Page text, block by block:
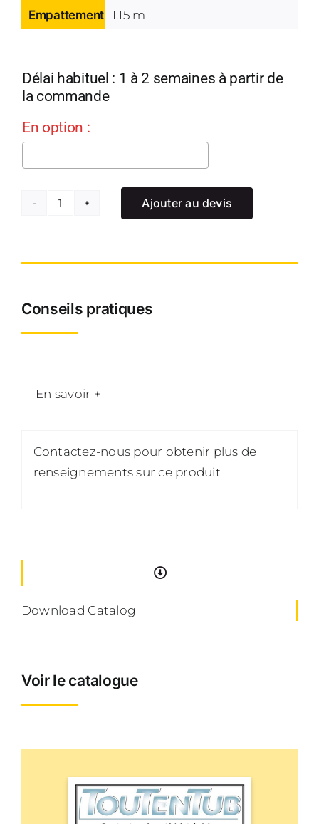
Empattement 1.15 m
Délai habituel : 1 à 2 semaines à partir de
la commande
En option :
marches
Ajouter au devis
Conseils pratiques
En savoir +
Contactez-nous pour obtenir plus de
renseignements sur ce produit
Download Catalog
Voir le catalogue